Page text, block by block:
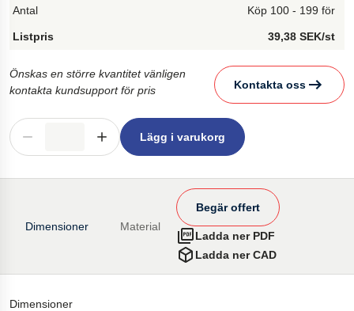
Köp 100 - 199 för
39,38 SEK/st
Önskas en större kvantitet vänligen
kontakta kundsupport för pris
Kontakta oss
Lägg i varukorg
Dimensioner Material
Ladda ner CAD
Ladda ner PDF
Begär offert
Dimensioner